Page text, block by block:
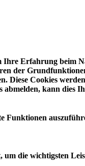
Ihre Erfahrung beim
der
Diese Cookies
abmelden, kann dies
Funktionen
die wichtigsten